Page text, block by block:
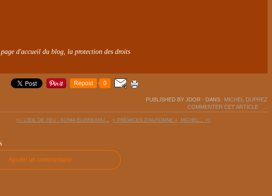
d'accueil du blog, la protection des droits
Repost 0
PUBLISHED BY JDOR - DANS
MICHEL DUPREZ
COMMENTER CET ARTICLE
<< L’ŒIL DE FEU - SONIA ELVIREANU... « PRÉMICES D’AUTOMNE », MICHEL... >>
Ajouter un commentaire